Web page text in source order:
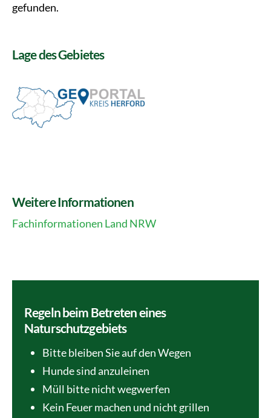
gefunden.
Lage des Gebietes
Weitere Informationen
Fachinformationen Land NRW
Regeln beim Betreten eines
Naturschutzgebiets
Bitte bleiben Sie auf den Wegen
Hunde sind anzuleinen
Müll bitte nicht wegwerfen
Kein Feuer machen und nicht grillen